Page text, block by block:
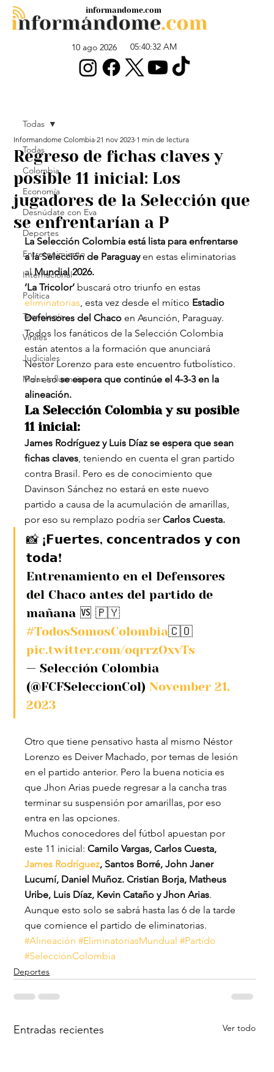
10 ago 2026 05:40:32 AM
informandome.com
Todas
Colombia
Economía
Desnúdate con Eva
Deportes
Entretenimiento
Internacional
Política
Tecnología
Virales
Judiciales
Malas Influencias
Todas
Regreso de fichas claves y
posible 11 inicial: Los
jugadores de la Selección que
se enfrentarían a P
Informandome Colombia 21 nov 2023 1 min de lectura
La Selección Colombia está lista para enfrentarse
a la Selección de Paraguay en estas eliminatorias
al Mundial 2026.
‘La Tricolor’ buscará otro triunfo en estas
eliminatorias, esta vez desde el mítico Estadio
Defensores del Chaco en Asunción, Paraguay.
Todos los fanáticos de la Selección Colombia
están atentos a la formación que anunciará
Néstor Lorenzo para este encuentro futbolístico.
Por eso se espera que continúe el 4-3-3 en la
alineación.
La Selección Colombia y su posible
11 inicial:
James Rodríguez y Luis Díaz se espera que sean
fichas claves, teniendo en cuenta el gran partido
contra Brasil. Pero es de conocimiento que
Davinson Sánchez no estará en este nuevo
partido a causa de la acumulación de amarillas,
por eso su remplazo podría ser Carlos Cuesta.
📸 ¡𝗙𝘂𝗲𝗿𝘁𝗲𝘀, 𝗰𝗼𝗻𝗰𝗲𝗻𝘁𝗿𝗮𝗱𝗼𝘀 𝘆 𝗰𝗼𝗻
𝘁𝗼𝗱𝗮!
Entrenamiento en el Defensores
del Chaco antes del partido de
mañana 🆚 🇵🇾
#TodosSomosColombia🇨🇴
pic.twitter.com/oqrrzOxvTs
— Selección Colombia
(@FCFSeleccionCol) November 21,
2023
Otro que tiene pensativo hasta al mismo Néstor
Lorenzo es Deiver Machado, por temas de lesión
en el partido anterior. Pero la buena noticia es
que Jhon Arias puede regresar a la cancha tras
terminar su suspensión por amarillas, por eso
entra en las opciones.
Muchos conocedores del fútbol apuestan por
este 11 inicial: Camilo Vargas, Carlos Cuesta,
James Rodríguez, Santos Borré, John Janer
Lucumí, Daniel Muñoz. Cristian Borja, Matheus
Uribe, Luis Díaz, Kevin Cataño y Jhon Arias.
Aunque esto solo se sabrá hasta las 6 de la tarde
que comience el partido de eliminatorias.
#Alineación #EliminatoriasMundual #Partido
#SelecciónColombia
Deportes
Entradas recientes Ver todo